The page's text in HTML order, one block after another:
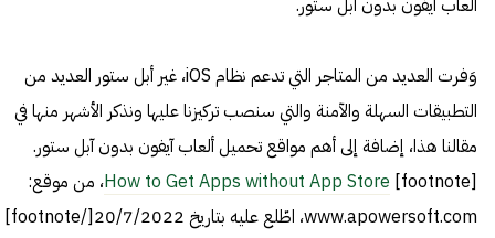
وَفرت العديد من المتاجر التي تدعم نظام iOS، غير أبل ستور العديد من
التطبيقات السهلة والآمنة والتي سنصب تركيزنا عليها ونذكر الأشهر منها في
مقالنا هذا، إضافة إلى أهم مواقع تحميل ألعاب آيفون بدون آبل ستور.
[footnote]
How to Get Apps without App Store، من موقع:
www.apowersoft.com، اطّلع عليه بتاريخ 20/7/2022[/footnote]